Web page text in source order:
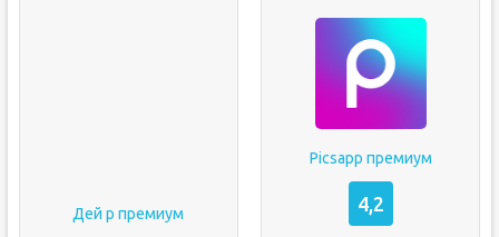
Дей р премиум
Picsapp премиум
4,2